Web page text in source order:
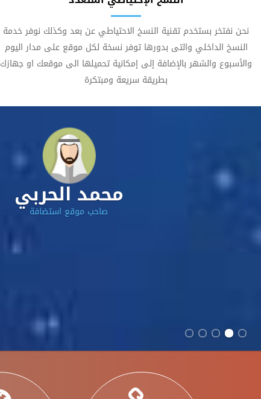
نحن نفتخر بستخدم تقنية النسخ الاحتياطي عن بعد وكذلك نوفر خدمة
النسخ الداخلي والتى بدورها توفر نسخة لكل موقع على مدار اليوم
والأسبوع والشهر بالإضافة إلى إمكانية تحميلها الى موقعك او جهازك
بطريقة سريعة ومبتكرة
محمد الحربي
صاحب موقع استضافة